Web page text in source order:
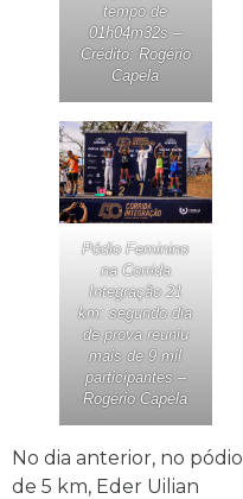
tempo de
01h04m32s –
Crédito: Rogério
Capela
Pódio Feminino
na Corrida
Integração 21
km: segundo dia
de prova reuniu
mais de 9 mil
participantes –
Rogério Capela
No dia anterior, no pódio
de 5 km, Eder Uilian